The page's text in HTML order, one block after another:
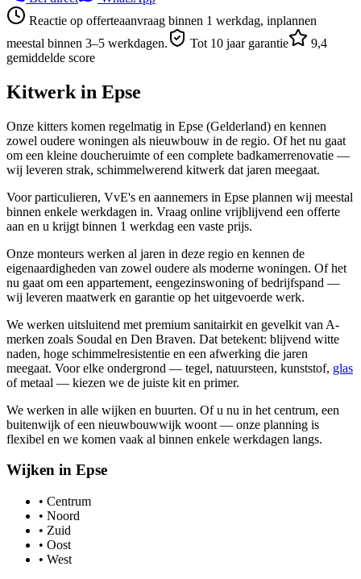
Reactie op offerteaanvraag binnen 1 werkdag, inplannen
meestal binnen 3–5 werkdagen.
Tot 10 jaar garantie
9,4
gemiddelde score
Kitwerk in Epse
Onze kitters komen regelmatig in Epse (Gelderland) en kennen
zowel oudere woningen als nieuwbouw in de regio. Of het nu gaat
om een kleine doucheruimte of een complete badkamerrenovatie —
wij leveren strak, schimmelwerend kitwerk dat jaren meegaat.
Voor particulieren, VvE's en aannemers in Epse plannen wij meestal
binnen enkele werkdagen in. Vraag online vrijblijvend een offerte
aan en u krijgt binnen 1 werkdag een vaste prijs.
Onze monteurs werken al jaren in deze regio en kennen de
eigenaardigheden van zowel oudere als moderne woningen. Of het
nu gaat om een appartement, eengezinswoning of bedrijfspand —
wij leveren maatwerk en garantie op het uitgevoerde werk.
We werken uitsluitend met premium sanitairkit en gevelkit van A-
merken zoals Soudal en Den Braven. Dat betekent: blijvend witte
naden, hoge schimmelresistentie en een afwerking die jaren
meegaat. Voor elke ondergrond — tegel, natuursteen, kunststof, glas
of metaal — kiezen we de juiste kit en primer.
We werken in alle wijken en buurten. Of u nu in het centrum, een
buitenwijk of een nieuwbouwwijk woont — onze planning is
flexibel en we komen vaak al binnen enkele werkdagen langs.
Wijken in Epse
• Centrum
• Noord
• Zuid
• Oost
• West